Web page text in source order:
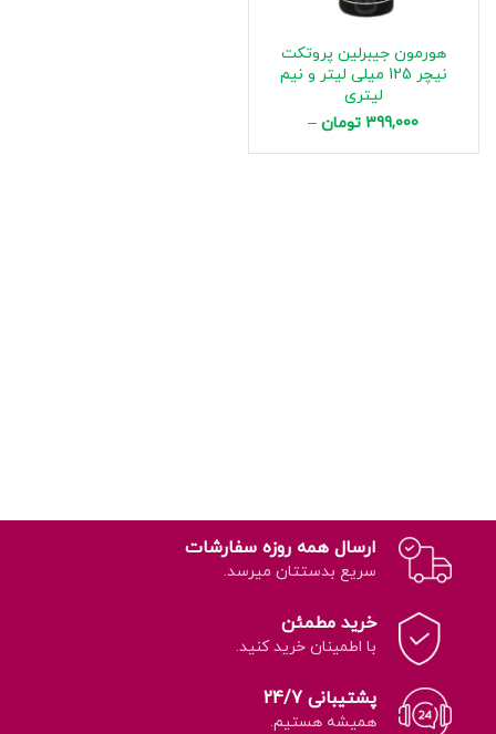
هورمون جیبرلین پروتکت
نیچر 125 میلی لیتر و نیم
لیتری
399,000 تومان –
ارسال همه روزه سفارشات
سریع بدستتان میرسد.
خرید مطمئن
با اطمینان خرید کنید.
پشتیبانی 24/7
همیشه هستیم.